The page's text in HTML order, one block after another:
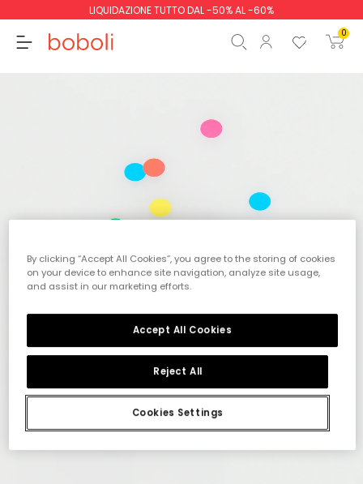
LIQUIDAZIONE TUTTO DAL -50% AL -60%
0
Continua Inizio ordine
By clicking “Accept All Cookies”, you agree to the storing of cookies
on your device to enhance site navigation, analyze site usage,
and assist in our marketing efforts.
Cookies Settings
Reject All
Accept All Cookies